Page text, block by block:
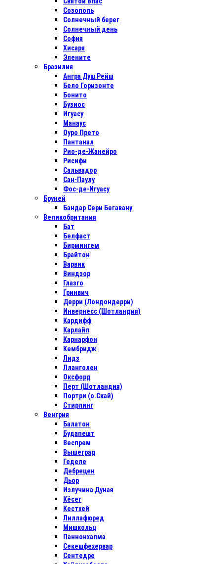
Созополь
Солнечный берег
Солнечный день
София
Хисаря
Элените
Бразилия
Ангра Душ Рейш
Бело Горизонте
Бонито
Бузиос
Игуасу
Манаус
Оуро Прето
Пантанал
Рио-де-Жанейро
Рисифи
Сальвадор
Сан-Паулу
Фос-де-Игуасу
Бруней
Бандар Сери Бегавану
Великобритания
Бат
Белфаст
Бирмингем
Брайтон
Варвик
Виндзор
Глазго
Гринвич
Дерри (Лондондерри)
Инвернесс (Шотландия)
Кардифф
Карлайл
Карнарфон
Кембридж
Лидз
Лланголен
Оксфорд
Перт (Шотландия)
Портри (о.Скай)
Стирлинг
Венгрия
Балатон
Будапешт
Веспрем
Вышеград
Геделе
Дебрецен
Дьор
Излучина Дуная
Кёсег
Кестхей
Лиллафюред
Мишкольц
Паннонхалма
Секешфехервар
Сентедре